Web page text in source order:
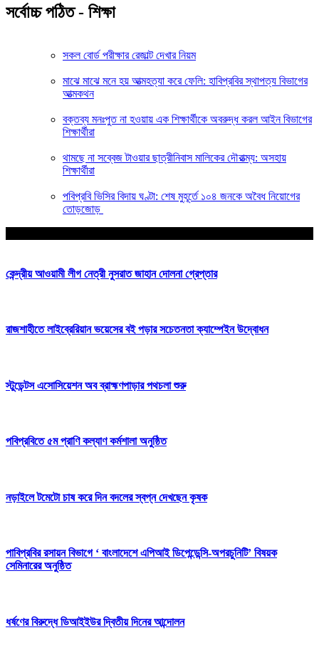
সর্বোচ্চ পঠিত - শিক্ষা
সকল বোর্ড পরীক্ষার রেজাল্ট দেখার নিয়ম
মাঝে মাঝে মনে হয় আত্মহত্যা করে ফেলি: হাবিপ্রবির স্থাপত্য বিভাগের
আত্মকথন
বক্তব্য মনঃপুত না হওয়ায় এক শিক্ষার্থীকে অবরুদ্ধ করল আইন বিভাগের
শিক্ষার্থীরা
থামছে না সব্বেজ টাওয়ার ছাত্রীনিবাস মালিকের দৌরাত্ম্য: অসহায়
শিক্ষার্থীরা
পবিপ্রবি ভিসির বিদায় ঘণ্টা: শেষ মুহূর্তে ১০৪ জনকে অবৈধ নিয়োগের
তোড়জোড়
কেন্দ্রীয় আওয়ামী লীগ নেত্রী নুসরাত জাহান দোলনা গ্রেপ্তার
রাজশাহীতে লাইব্রেরিয়ান ভয়েসের বই পড়ার সচেতনতা ক্যাম্পেইন উদ্বোধন
স্টুডেন্টস এসোসিয়েশন অব ব্রাহ্মণপাড়ার পথচলা শুরু
পবিপ্রবিতে ৫ম প্রাণি কল্যাণ কর্মশালা অনুষ্ঠিত
নড়াইলে টমেটো চাষ করে দিন বদলের স্বপ্ন দেখছেন কৃষক
পাবিপ্রবির রসায়ন বিভাগে ‘ বাংলাদেশে এপিআই ডিপেন্ডেন্সি-অপরচুনিটি’ বিষয়ক
সেমিনারের অনুষ্ঠিত
ধর্ষণের বিরুদ্ধে ডিআইইউর দ্বিতীয় দিনের আন্দোলন